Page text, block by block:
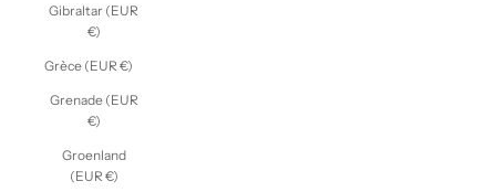
Gibraltar (EUR
€)
Grèce (EUR €)
Grenade (EUR
€)
Groenland
(EUR €)